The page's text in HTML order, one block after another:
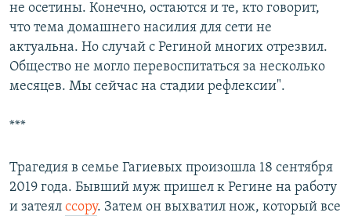
не осетины. Конечно, остаются и те, кто говорит,
что тема домашнего насилия для сети не
актуальна. Но случай с Региной многих отрезвил.
Общество не могло перевоспитаться за несколько
месяцев. Мы сейчас на стадии рефлексии".
***
Трагедия в семье Гагиевых произошла 18 сентября
2019 года. Бывший муж пришел к Регине на работу
и затеял ссору. Затем он выхватил нож, который все